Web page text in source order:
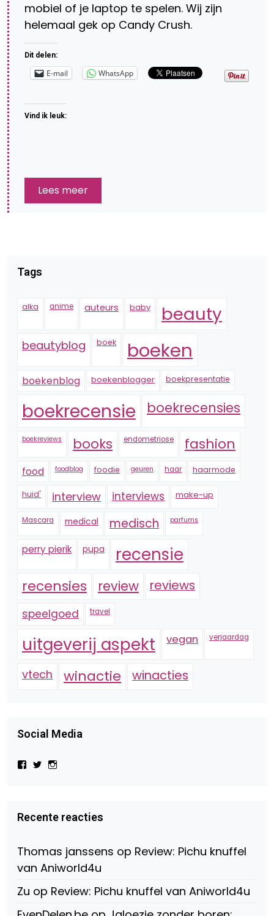
mobiel of je laptop te spelen. Wij zijn
helemaal gek op Candy Crush.
Dit delen:
E-mail WhatsApp
Vind ik leuk:
Lees meer
Tags
alka anime auteurs baby beauty
beautyblog boek boeken
boekenblog boekenblogger boekpresentatie
boekrecensie boekrecensies
boekreviews books endometriose fashion
food foodblog foodie geuren haar haarmode
huid' interview interviews make-up
Mascara medical medisch parfums
perry pierik pupa recensie
recensies review reviews
speelgoed travel
uitgeverij aspekt vegan verjaardag
vtech winactie winacties
Social Media
Bekijk
Beauty-
147775071915783/?
Facebook
Bekijk
op
Twitter
op
Instagram
Recente reacties
Thomas janssens op Review: Pichu knuffel
van Aniworld4u
Zu op Review: Pichu knuffel van Aniworld4u